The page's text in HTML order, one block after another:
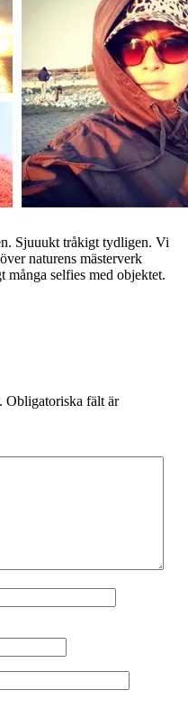
Sjuuukt tråkigt tydligen. Vi
naturens mästerverk
selfies med objektet.
Obligatoriska fält är